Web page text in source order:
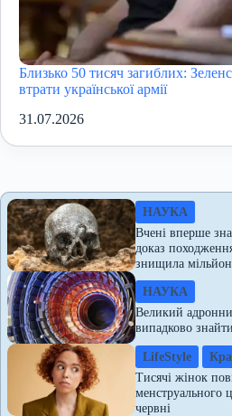
Близько 50 тисяч загиблих:
втрати української армії
31.07.2026
НАУКА
Вчені вперше
доказ
знищила
НАУКА
Великий
випадково
LifeStyle
Тисячі жінок
менструального
червні